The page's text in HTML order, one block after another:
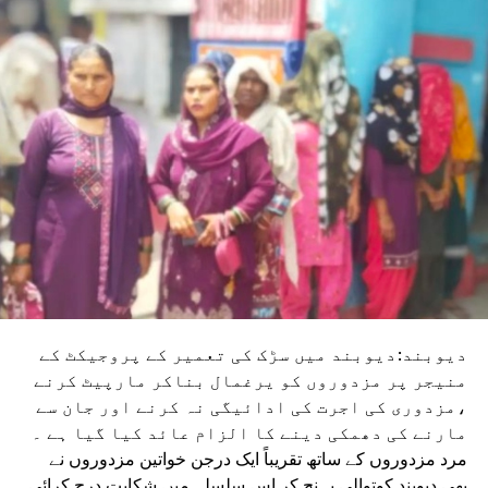
دیوبند:دیوبند میں سڑک کی تعمیر کے پروجیکٹ کے
منیجر پر مزدوروں کو یرغمال بناکر مارپیٹ کرنے
،مزدوری کی اجرت کی ادائیگی نہ کرنے اور جان سے
مارنے کی دھمکی دینے کا الزام عائد کیا گیا ہے ۔
مرد مزدوروں کے ساتھ تقریباً ایک درجن خواتین مزدوروں نے